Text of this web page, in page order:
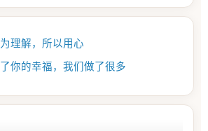
理解，所以用心
你的幸福，我们做了很多